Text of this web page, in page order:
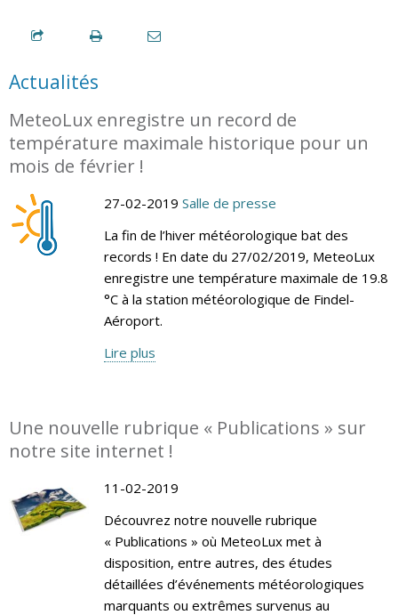
Actualités
MeteoLux enregistre un record de
température maximale historique pour un
mois de février !
27-02-2019 Salle de presse
La fin de l’hiver météorologique bat des
records ! En date du 27/02/2019, MeteoLux
enregistre une température maximale de 19.8
°C à la station météorologique de Findel-
Aéroport.
Lire plus
Une nouvelle rubrique « Publications » sur
notre site internet !
11-02-2019
Découvrez notre nouvelle rubrique
« Publications » où MeteoLux met à
disposition, entre autres, des études
détaillées d’événements météorologiques
marquants ou extrêmes survenus au